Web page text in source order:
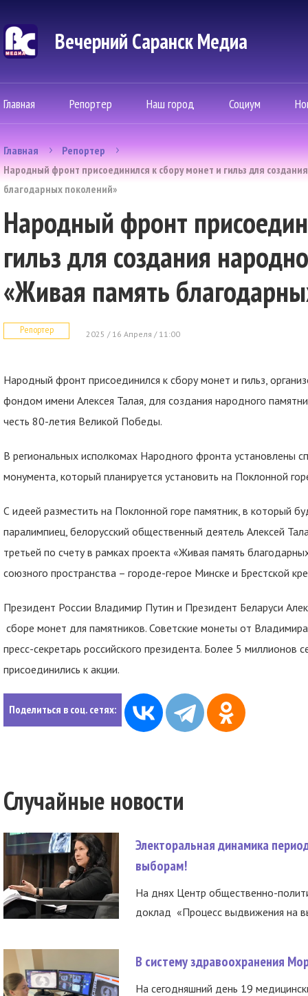
Вечерний Саранск Mедиа
Главная Репортер Наш город Социум
Главная
Репортер
Народный фронт присоединился к сбору монет и гильз для
благодарных поколений»
Народный фронт
гильз для создания
«Живая память
Репортер 2025 / 16 Апреля / 11:00
Народный фронт присоединился к сбору монет и гильз,
фондом имени Алексея Талая, для создания народного
честь 80-летия Великой Победы.
В региональных исполкомах Народного фронта установлены
монумента, который планируется установить на Поклонной
С идеей разместить на Поклонной горе памятник, в который
паралимпиец, белорусский общественный деятель Алексей
третьей по счету в рамках проекта «Живая память
союзного пространства – городе-герое Минске и Брестской
Президент России Владимир Путин и Президент Беларуси
сборе монет для памятников. Советские монеты от
пресс-секретарь российского президента. Более 5 миллионов
присоединились к акции.
Поделиться в соц. сетях:
Случайные новости
Электоральная динамика
выборам!
На днях Центр общественно-
доклад «Процесс выдвижения на
В систему здравоохранения
На сегодняшний день 19